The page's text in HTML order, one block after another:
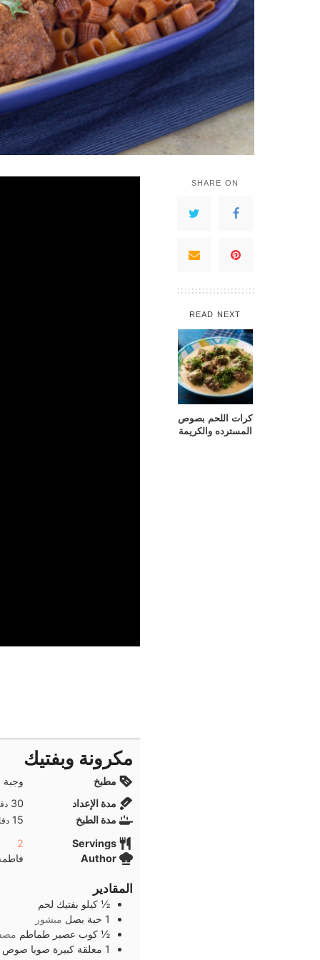
SHARE ON
READ NEXT
كرات اللحم بصوص
المسترده والكريمة
مكرونة وبفتيك
مطبخ
وجبة
مدة الإعداد
30
مدة الطبخ 15
Servings
2
Author
المقادير
½ كيلو بفتيك لحم
1 حبة بصل مبشور
½ كوب عصير طماطم
1 معلقة كبيرة صويا صوص